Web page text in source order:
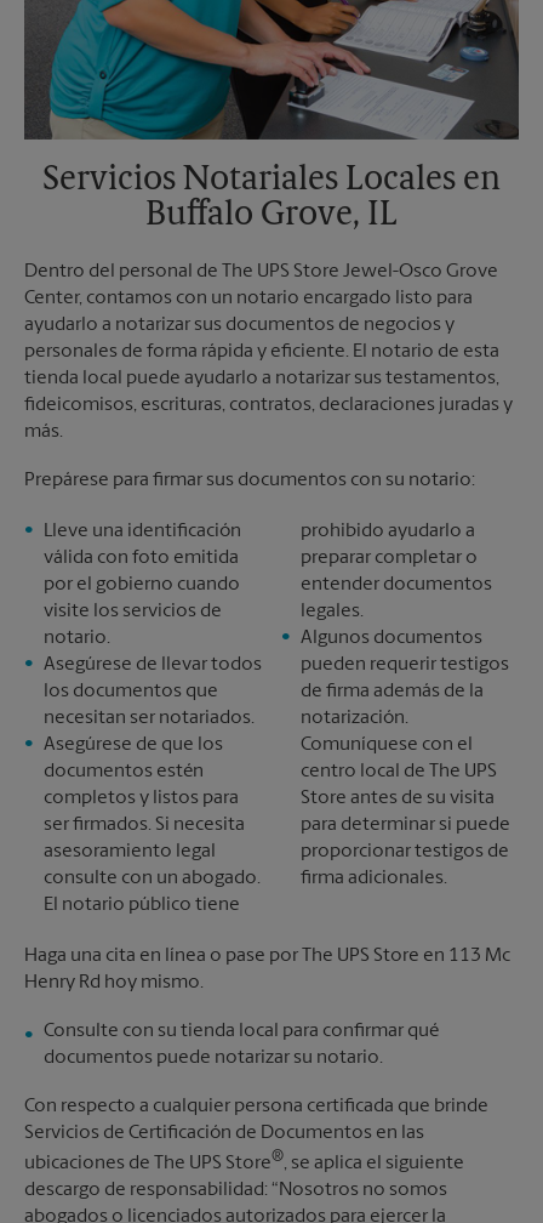
Servicios Notariales Locales en
Buffalo Grove, IL
Dentro del personal de The UPS Store Jewel-Osco Grove
Center, contamos con un notario encargado listo para
ayudarlo a notarizar sus documentos de negocios y
personales de forma rápida y eficiente. El notario de esta
tienda local puede ayudarlo a notarizar sus testamentos,
fideicomisos, escrituras, contratos, declaraciones juradas y
más.
Prepárese para firmar sus documentos con su notario:
Lleve una identificación
válida con foto emitida
por el gobierno cuando
visite los servicios de
notario.
Asegúrese de llevar todos
los documentos que
necesitan ser notariados.
Asegúrese de que los
documentos estén
completos y listos para
ser firmados. Si necesita
asesoramiento legal
consulte con un abogado.
El notario público tiene
prohibido ayudarlo a
preparar completar o
entender documentos
legales.
Algunos documentos
pueden requerir testigos
de firma además de la
notarización.
Comuníquese con el
centro local de The UPS
Store antes de su visita
para determinar si puede
proporcionar testigos de
firma adicionales.
Haga una cita en línea o pase por The UPS Store en 113 Mc
Henry Rd hoy mismo.
Consulte con su tienda local para confirmar qué
documentos puede notarizar su notario.
Con respecto a cualquier persona certificada que brinde
Servicios de Certificación de Documentos en las
ubicaciones de The UPS Store®, se aplica el siguiente
descargo de responsabilidad: “Nosotros no somos
abogados o licenciados autorizados para ejercer la